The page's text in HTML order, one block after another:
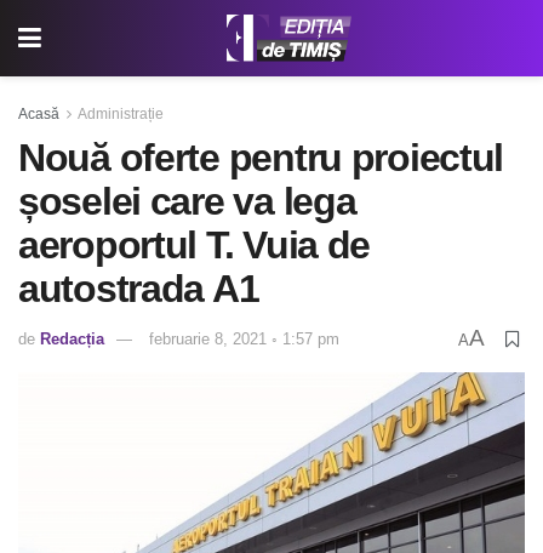
Acasă Administrație
Nouă oferte pentru proiectul
șoselei care va lega
aeroportul T. Vuia de
autostrada A1
de Redacția februarie 8, 2021 ◦ 1:57 pm AA